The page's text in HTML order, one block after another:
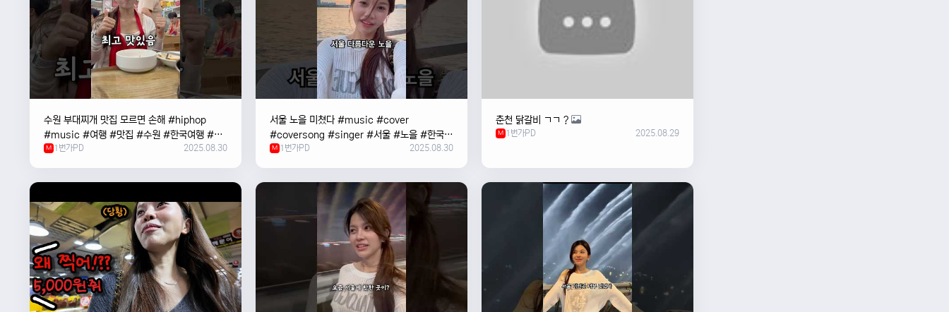
수원 부대찌개 맛집 모르면 손해 #hiphop
#music #여행 #맛집 #수원 #한국여행 #베
트남여자 #혼자여행
M 1번가PD 2025.08.30
서울 노을 미쳤다 #music #cover
#coversong #singer #서울 #노을 #한국
#한강
M 1번가PD 2025.08.30
춘천 닭갈비 ㄱㄱ ?
M 1번가PD 2025.08.29